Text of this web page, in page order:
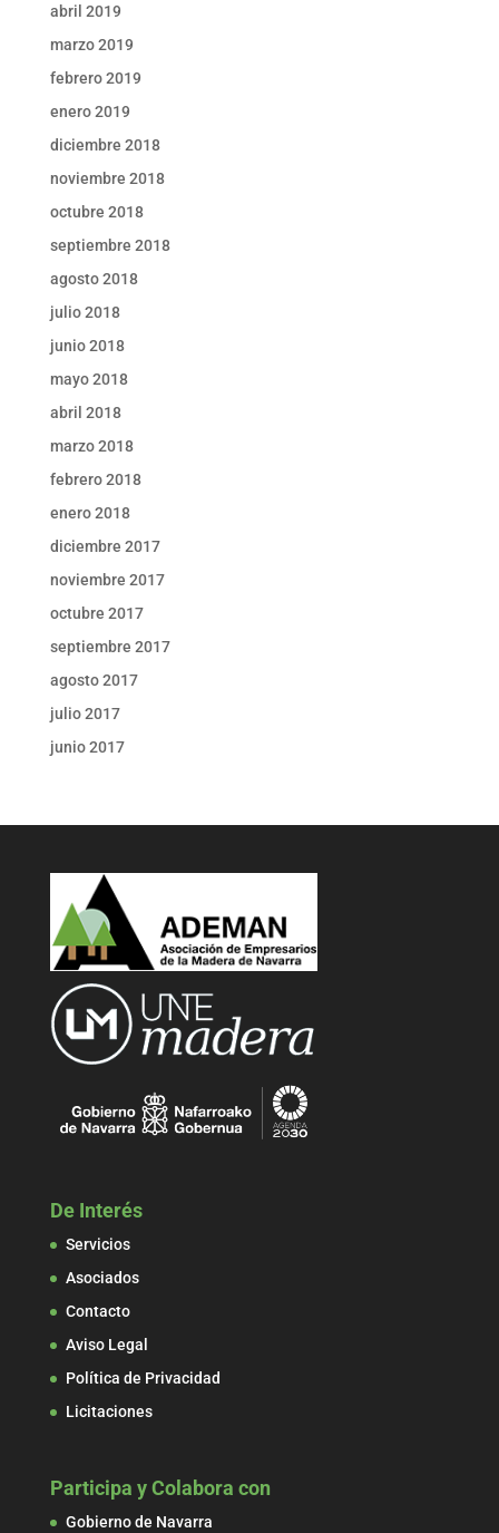
abril 2019
marzo 2019
febrero 2019
enero 2019
diciembre 2018
noviembre 2018
octubre 2018
septiembre 2018
agosto 2018
julio 2018
junio 2018
mayo 2018
abril 2018
marzo 2018
febrero 2018
enero 2018
diciembre 2017
noviembre 2017
octubre 2017
septiembre 2017
agosto 2017
julio 2017
junio 2017
De Interés
Servicios
Asociados
Contacto
Aviso Legal
Política de Privacidad
Licitaciones
Participa y Colabora con
Gobierno de Navarra